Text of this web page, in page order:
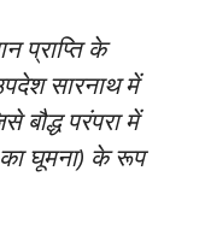
प्राप्ति के
सारनाथ में
बौद्ध परंपरा में
का घूमना) के रूप